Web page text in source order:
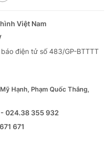
Việt Nam
điện tử số 483/GP-BTTTT
Hạnh, Phạm Quốc Thắng,
024.38 355 932
671